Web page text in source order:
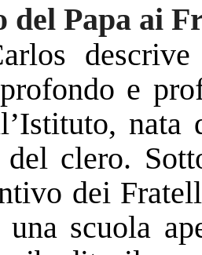
del Papa ai
e
nata
clero.
dei
una scuola